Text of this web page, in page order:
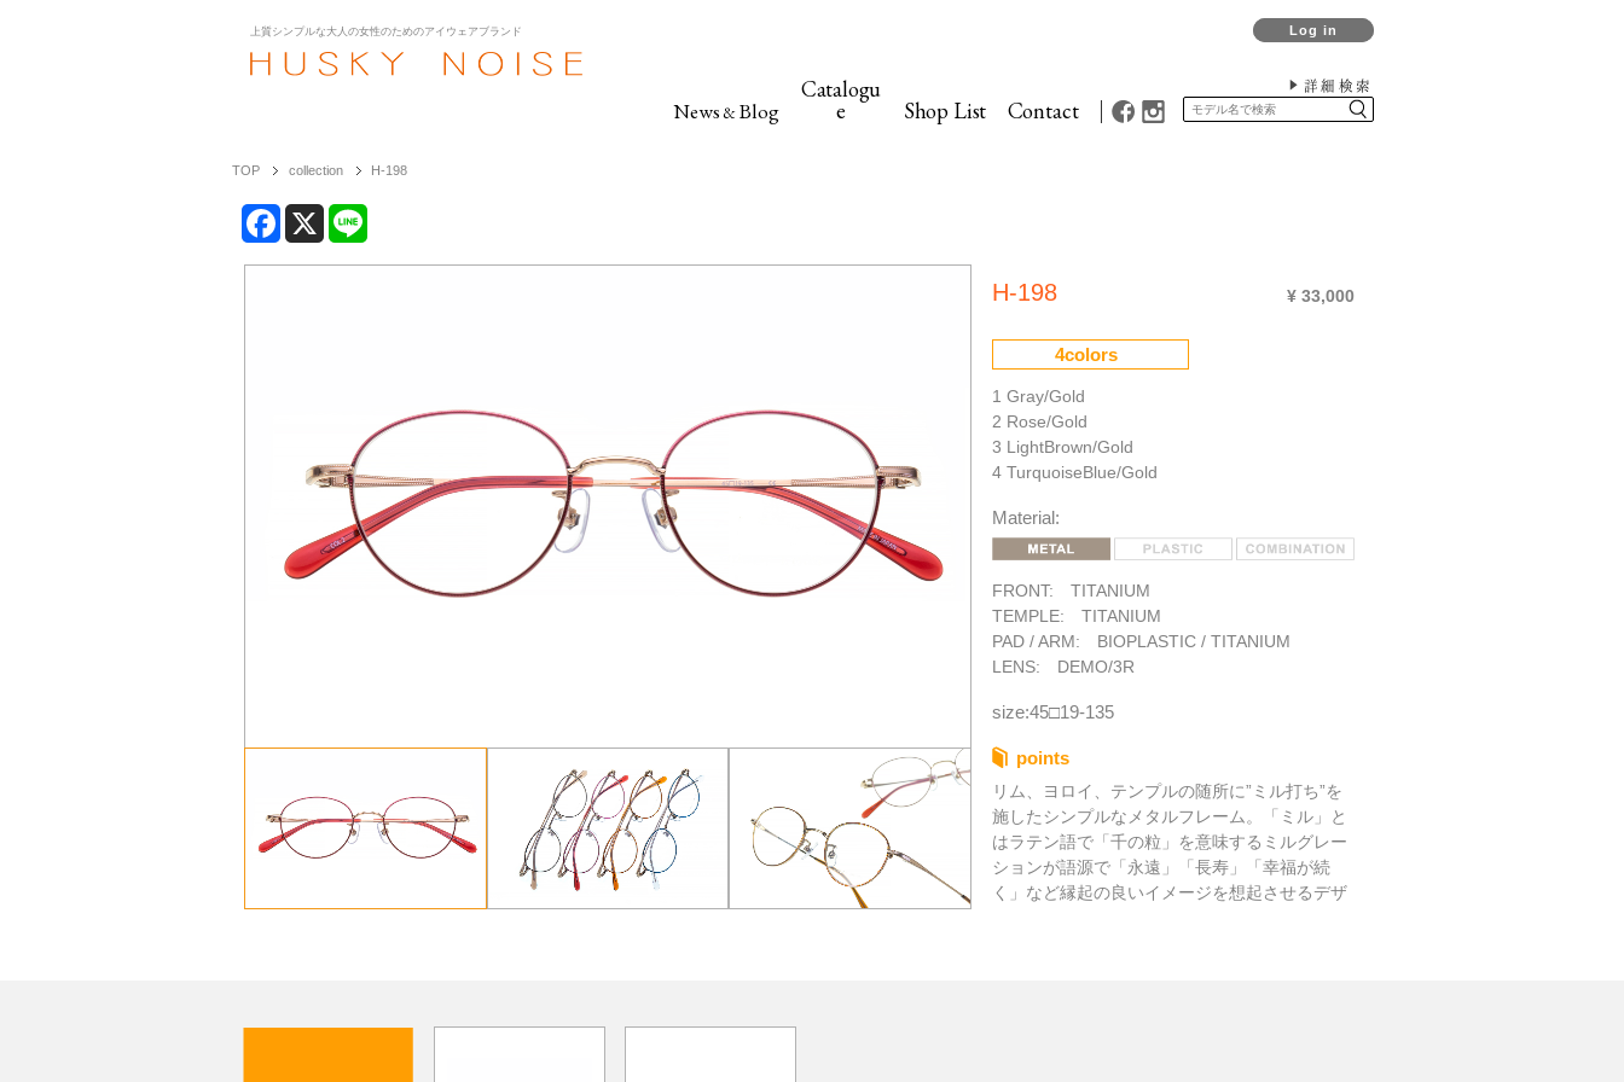
Log in
上質シンプルな大人の女性のためのアイウェアブランド
詳細検索
News &Blog
Catalogu
e Shop List Contact
TOP collection H-198
H-198 ¥ 33,000
4colors
1 Gray/Gold
2 Rose/Gold
3 LightBrown/Gold
4 TurquoiseBlue/Gold
Material:
FRONT: TITANIUM
TEMPLE: TITANIUM
PAD / ARM: BIOPLASTIC / TITANIUM
LENS: DEMO/3R
size:45□19-135
points
リム、ヨロイ、テンプルの随所に”ミル打ち”を
施したシンプルなメタルフレーム。「ミル」と
はラテン語で「千の粒」を意味するミルグレー
ションが語源で「永遠」「長寿」「幸福が続
く」など縁起の良いイメージを想起させるデザ